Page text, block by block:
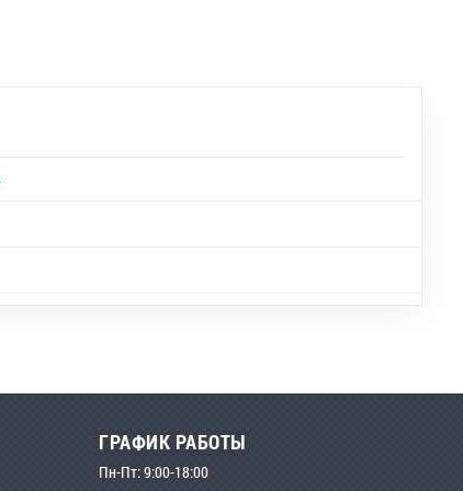
ГРАФИК РАБОТЫ
Пн-Пт: 9:00-18:00